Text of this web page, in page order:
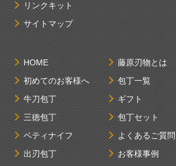
リンクキット
サイトマップ
HOME
初めてのお客様へ
牛刀包丁
三徳包丁
ペティナイフ
出刃包丁
藤原刃物とは
包丁一覧
ギフト
包丁セット
よくあるご質問
お客様事例